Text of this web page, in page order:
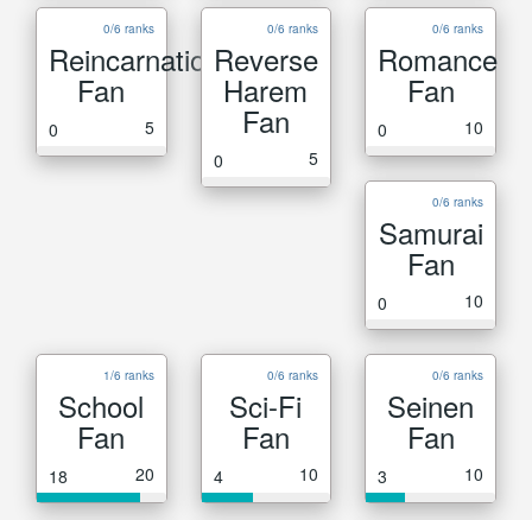
0/6 ranks
Reincarnation
Fan
0 5
0/6 ranks
Reverse
Harem
Fan
0 5
0/6 ranks
Romance
Fan
0 10
0/6 ranks
Samurai
Fan
0 10
1/6 ranks
School
Fan
18 20
0/6 ranks
Sci-Fi
Fan
4 10
0/6 ranks
Seinen
Fan
3 10